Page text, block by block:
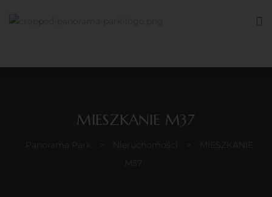
MIESZKANIE M37
Panorama Park > Nieruchomości >
MIESZKANIE
M37